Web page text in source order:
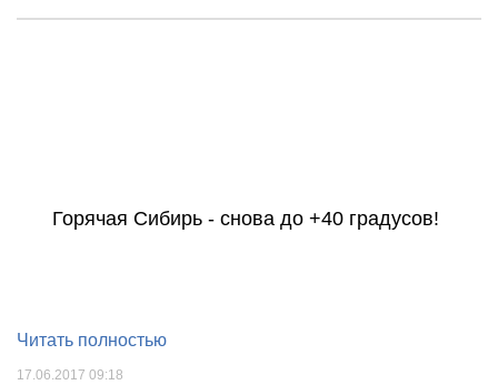
Горячая Сибирь - снова до +40 градусов!
Читать полностью
17.06.2017 09:18